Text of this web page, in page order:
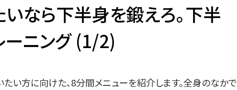
いなら下半身を鍛えろ。下半
ニング (1/2)
い方に向けた、8分間メニューを紹介します。全身のなかで